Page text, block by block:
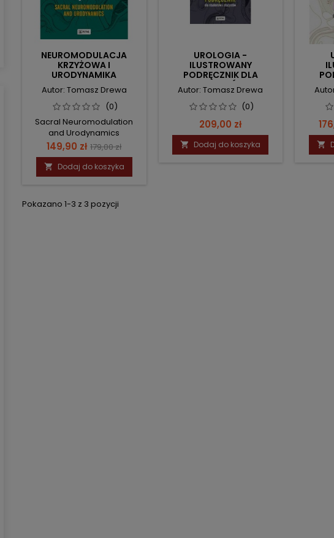
NEUROMODULACJA
KRZYŻOWA I
URODYNAMIKA
Autor: Tomasz Drewa
(0)
Sacral Neuromodulation
and Urodynamics
Cena
149,90 zł Cena
podstawowa
179,00 zł
 Dodaj do koszyka
UROLOGIA -
ILUSTROWANY
PODRĘCZNIK DLA
STUDENTÓW I
STAŻYSTÓW
Autor: Tomasz Drewa
(0)
Cena
209,00 zł
 Dodaj do koszyka 
Pokazano 1-3 z 3 pozycji